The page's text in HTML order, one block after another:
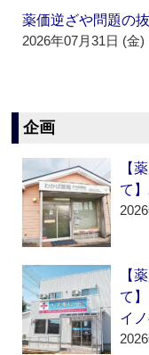
薬価逆ざや問題の
2026年07月31日 (金)
企画
【
て
【
て
イ